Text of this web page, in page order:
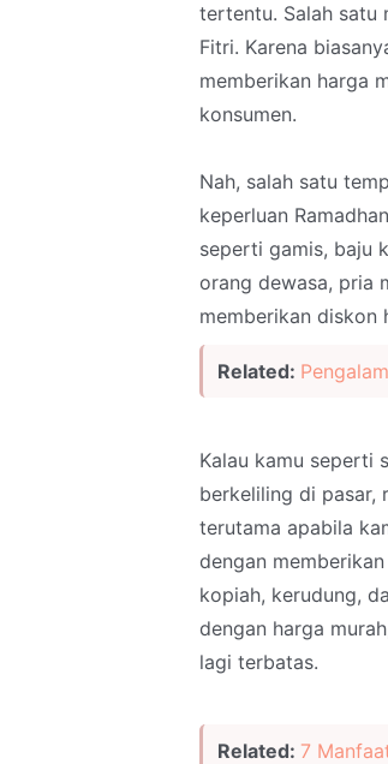
tertentu. Salah satu
Fitri. Karena
memberikan harga
konsumen.
Nah, salah satu
keperluan
seperti gamis, baju
orang dewasa, pria
memberikan diskon
Related:
Kalau kamu seperti
berkeliling di pasar,
terutama apabila
dengan
kopiah, kerudung,
dengan harga
lagi terbatas.
Related: 7